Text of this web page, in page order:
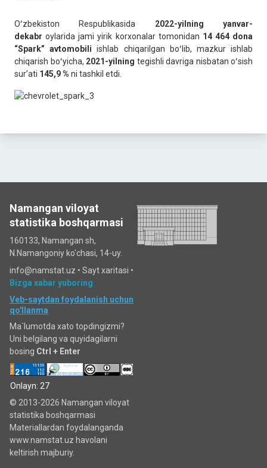
Oʻzbekiston Respublikasida 2022-yilning
yanvar-
dekabr oylarida jami yirik korxonalar tomonidan 14 464 dona
“Spark” avtomobili ishlab chiqarilgan boʻlib, mazkur ishlab
chiqarish boʻyicha, 2021-yilning tegishli davriga nisbatan oʻsish
surʼati 145,9 % ni tashkil etdi.
Namangan viloyat
statistika boshqarmasi
160133, Namangan sh,
N.Namangoniy ko'chasi, 14-uy.
info@namstat.uz • Sayt xaritasi •
Bizga xabar yuboring
Veb-saytdan foydalanish uchun
qo'llanma
Ma`lumotda xato topdingizmi?
Uni belgilang va quyidagilarni
bosing Ctrl + Enter
Onlayn: 27
© 2013-2026 Namangan viloyat
statistika boshqarmasi
Materiallardan foydalanganda
www.namstat.uz havolani
keltirish majburiy.